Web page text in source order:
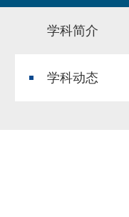
学科简介
学科动态